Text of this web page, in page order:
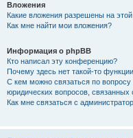
Вложения
Какие вложения разрешены на
Как мне найти мои вложения?
Информация о phpBB
Кто написал эту конференцию?
Почему здесь нет такой-то
С кем можно связаться по вопросу
юридических вопросов, связанных
Как мне связаться с